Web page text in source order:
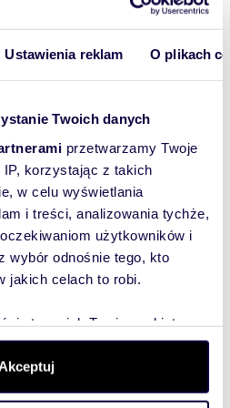
Ustawienia reklam O plikach
Twoich danych
przetwarzamy Twoje
korzystając z takich
w celu wyświetlania
i treści, analizowania tychże,
użytkowników i
wybór odnośnie tego, kto
jakich celach to robi.
tego, jak Twoje osobiste
ustaw własne preferencje w
plików cookie możesz
zgodę w dowolnej chwili.
1 378 163 zł
36,75 m2 666 629 zł
42,70 m2 774 560 zł
2 42,28 m 766 941 zł
42,70 m2 774 560 zł
42,85 m 777 281 zł
86,65 m2 1 423 869 zł